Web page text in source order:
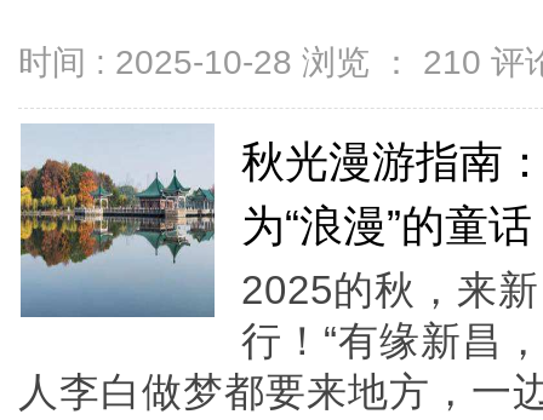
时间 : 2025-10-28 浏览 ： 210 评
秋光漫游指南
为“浪漫”的童话
2025的秋，来
行！“有缘新昌
人李白做梦都要来地方，一